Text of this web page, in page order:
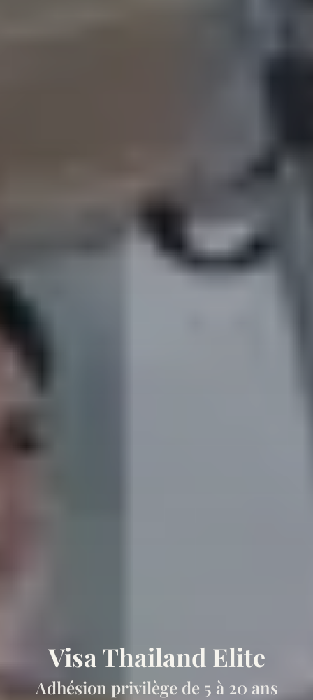
Visa Thailand Elite
Adhésion privilège de 5 à 20 ans